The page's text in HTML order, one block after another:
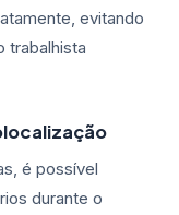
evitando
trabalhista
é possível
durante o